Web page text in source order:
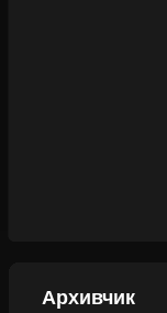
Архивчик